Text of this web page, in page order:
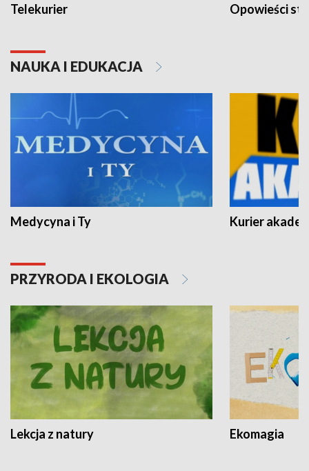
Telekurier Opowieści
NAUKA I EDUKACJA
Medycyna i Ty Kurier
PRZYRODA I EKOLOGIA
Lekcja z natury Ekomagia